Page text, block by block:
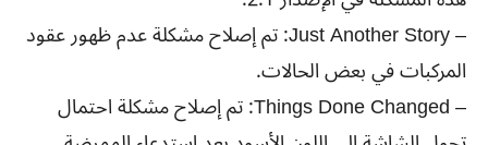
– Just Another Story: تم إصلاح مشكلة عدم ظهور عقود
المركبات في بعض الحالات.
– Things Done Changed: تم إصلاح مشكلة احتمال